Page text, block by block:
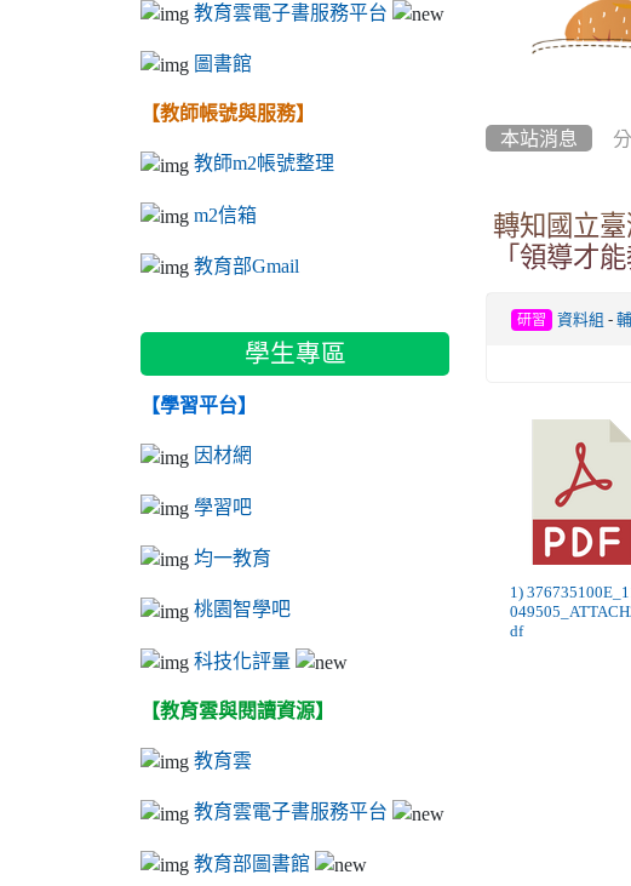
本站消息
轉知國立
「領導才
研習 資料組 -
1)
df
教育雲電子書服務平台
圖書館
【教師帳號與服務】
教師m2帳號整理
m2信箱
教育部Gmail
學生專區
【學習平台】
因材網
學習吧
均一教育
桃園智學吧
科技化評量
【教育雲與閱讀資源】
教育雲
教育雲電子書服務平台
教育部圖書館